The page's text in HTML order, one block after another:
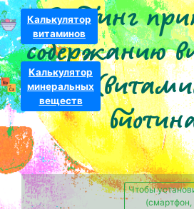
Калькулятор
витаминов
Калькулятор
минеральных
веществ
Рейтинг
содержанию
B7
Чтобы
(смартфон,